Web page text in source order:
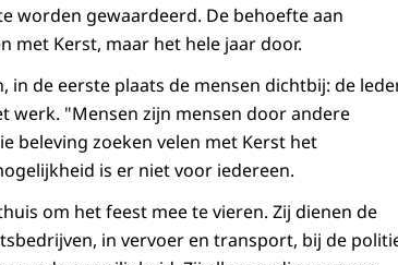
worden gewaardeerd. De behoefte aan
met Kerst, maar het hele jaar door.
in de eerste plaats de mensen dichtbij: de
werk. "Mensen zijn mensen door andere
beleving zoeken velen met Kerst het
is er niet voor iedereen.
om het feest mee te vieren. Zij dienen de
in vervoer en transport, bij de